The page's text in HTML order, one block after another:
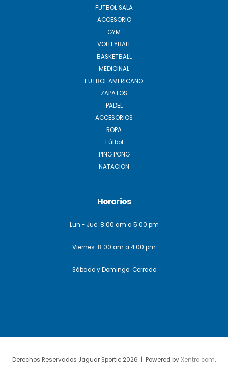
FUTBOL SALA
ACCESORIO
GYM
VOLLEYBALL
BASKETBALL
MEDICINAL
FUTBOL AMERICANO
ZAPATOS
PADEL
ACCESORIOS
ROPA
Fútbol
PING PONG
NATACION
Horarios
Lun - Jue: 8:00 am a 5:00 pm
Viernes: 8:00 am a 4:00 pm
Sábado y Domingo: Cerrado
Derechos Reservados Jaguar Sportic 2026 | Powered byXentra.com.